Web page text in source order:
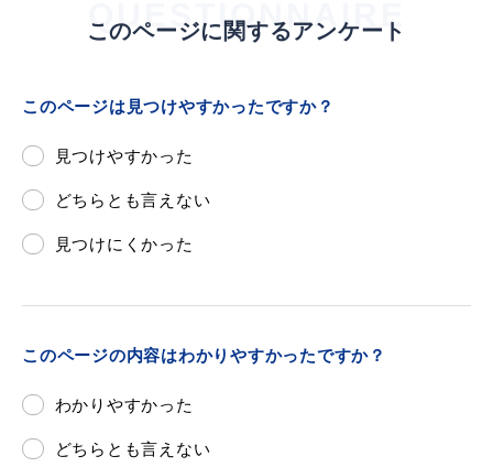
QUESTIONNAIRE
このページに関するアンケート
このページは見つけやすかったですか？
見つけやすかった
どちらとも言えない
見つけにくかった
このページの内容はわかりやすかったですか？
わかりやすかった
どちらとも言えない